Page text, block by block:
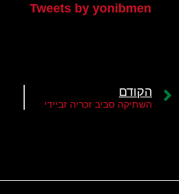
Tweets by yonibmen
הקודם
השתיקה סביב זכריה זביידי